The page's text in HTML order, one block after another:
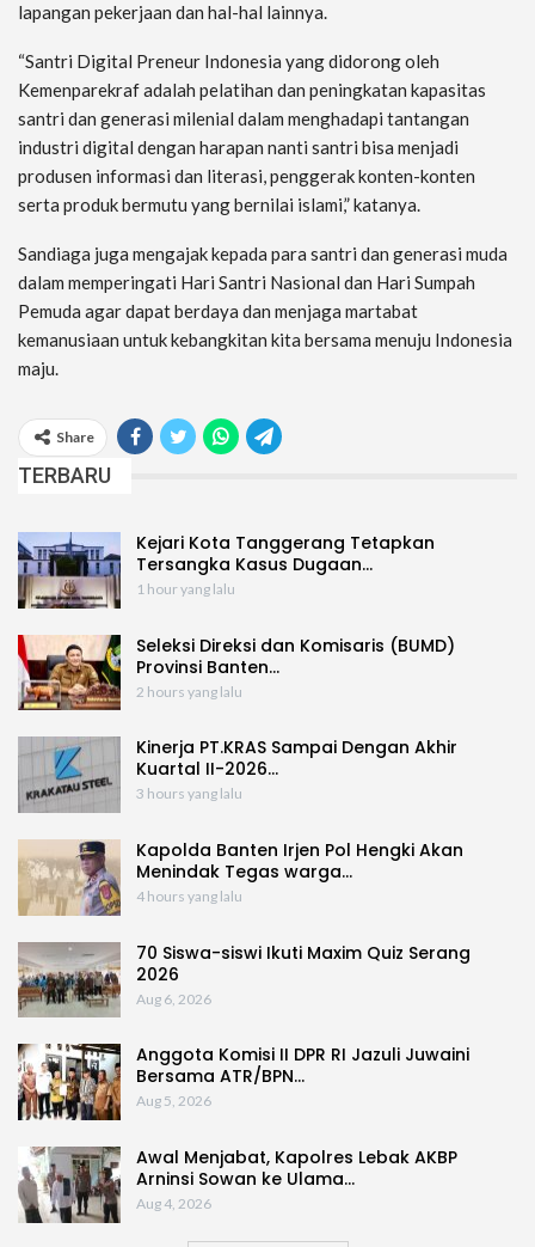
lapangan pekerjaan dan hal-hal lainnya.
“Santri Digital Preneur Indonesia yang didorong oleh
Kemenparekraf adalah pelatihan dan peningkatan kapasitas
santri dan generasi milenial dalam menghadapi tantangan
industri digital dengan harapan nanti santri bisa menjadi
produsen informasi dan literasi, penggerak konten-konten
serta produk bermutu yang bernilai islami,” katanya.
Sandiaga juga mengajak kepada para santri dan generasi muda
dalam memperingati Hari Santri Nasional dan Hari Sumpah
Pemuda agar dapat berdaya dan menjaga martabat
kemanusiaan untuk kebangkitan kita bersama menuju Indonesia
maju.
Share
TERBARU
Kejari Kota Tanggerang Tetapkan
Tersangka Kasus Dugaan…
1 hour yang lalu
Seleksi Direksi dan Komisaris (BUMD)
Provinsi Banten…
2 hours yang lalu
Kinerja PT.KRAS Sampai Dengan Akhir
Kuartal II-2026…
3 hours yang lalu
Kapolda Banten Irjen Pol Hengki Akan
Menindak Tegas warga…
4 hours yang lalu
70 Siswa-siswi Ikuti Maxim Quiz Serang
2026
Aug 6, 2026
Anggota Komisi II DPR RI Jazuli Juwaini
Bersama ATR/BPN…
Aug 5, 2026
Awal Menjabat, Kapolres Lebak AKBP
Arninsi Sowan ke Ulama…
Aug 4, 2026